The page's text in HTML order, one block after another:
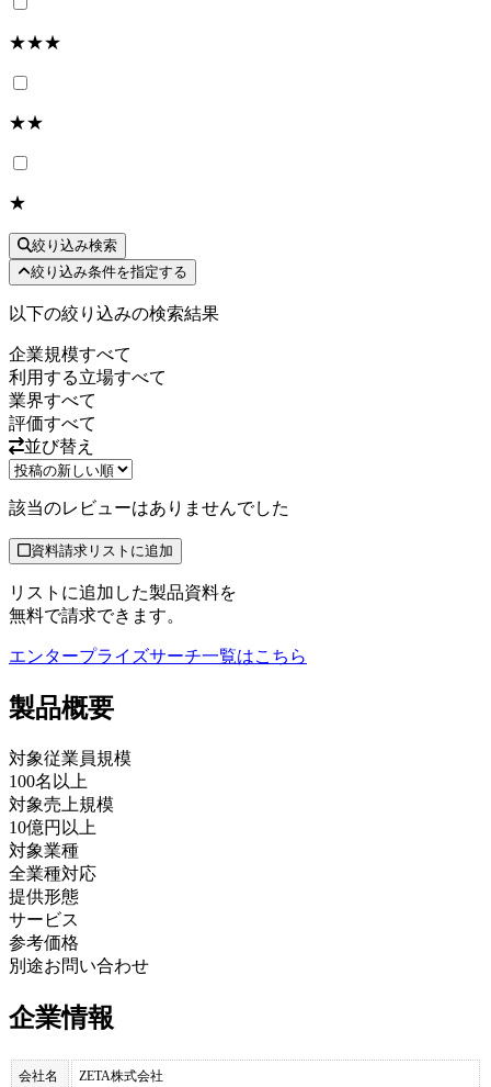
★★★
★★
★
絞り込み検索
絞り込み条件を指定する
以下の絞り込みの検索結果
企業規模すべて
利用する立場すべて
業界すべて
評価すべて
並び替え
該当のレビューはありませんでした
資料請求リストに追加
リストに追加した製品資料を
無料で請求できます。
エンタープライズサーチ一覧はこちら
製品概要
対象従業員規模
100名以上
対象売上規模
10億円以上
対象業種
全業種対応
提供形態
サービス
参考価格
別途お問い合わせ
企業情報
会社名 ZETA株式会社